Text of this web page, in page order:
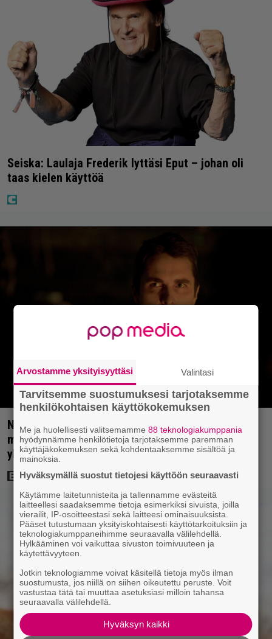
Seiska: Laulaja Frederik lyttäsi Eput – johan oli
taas kielen käyttöä
Nyt Netflixissä: Christopher Nolanin viiden tähden
mysteerileffa – ”Huikean hienosti kirjoitettu
yllätyskäänteiden sarja”
Arvostamme yksityisyyttäsi Valintasi
Tarvitsemme suostumuksesi tarjotaksemme
henkilökohtaisen käyttökokemuksen
Me ja huolellisesti valitsemamme88 teknologiakumppania
hyödynnämme henkilötietoja tarjotaksemme paremman
käyttäjäkokemuksen sekä kohdentaaksemme sisältöä ja
mainoksia.
Hyväksymällä suostut tietojesi käyttöön seuraavasti
Käytämme laitetunnisteita ja tallennamme evästeitä
laitteellesi saadaksemme tietoja esimerkiksi sivuista, joilla
vierailit, IP-osoitteestasi sekä laitteesi ominaisuuksista.
Pääset tutustumaan yksityiskohtaisesti käyttötarkoituksiin ja
teknologiakumppaneihimme seuraavalla välilehdellä.
Hylkääminen voi vaikuttaa sivuston toimivuuteen ja
käytettävyyteen.
Jotkin teknologiamme voivat käsitellä tietoja myös ilman
suostumusta, jos niillä on siihen oikeutettu peruste. Voit
vastustaa tätä tai muuttaa asetuksiasi milloin tahansa
seuraavalla välilehdellä.
Hyväksyn kaikki